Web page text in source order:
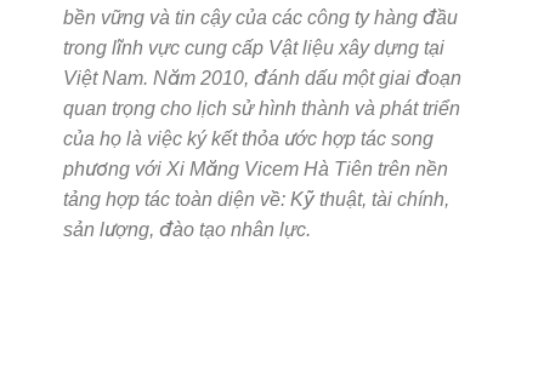
bền vững và tin cậy của các công ty hàng đầu
trong lĩnh vực cung cấp Vật liệu xây dựng tại
Việt Nam. Năm 2010, đánh dấu một giai đoạn
quan trọng cho lịch sử hình thành và phát triển
của họ là việc ký kết thỏa ước hợp tác song
phương với Xi Măng Vicem Hà Tiên trên nền
tảng hợp tác toàn diện về: Kỹ thuật, tài chính,
sản lượng, đào tạo nhân lực.